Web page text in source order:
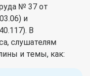
№ 37 от
и
В
слушателям
и темы, как: